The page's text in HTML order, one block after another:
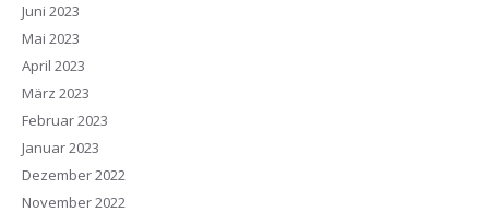
Juni 2023
Mai 2023
April 2023
März 2023
Februar 2023
Januar 2023
Dezember 2022
November 2022